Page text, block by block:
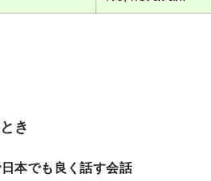
き
本でも良く話す会話